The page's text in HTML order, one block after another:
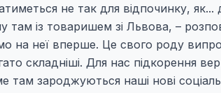
не так для відпочинку,
там із товаришем зі Львова, –
на неї вперше. Це свого роду
складніші. Для нас підкорення
там зароджуються наші нові